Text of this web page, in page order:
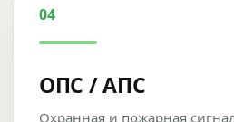
04
ОПС / АПС
Охранная и пожарная